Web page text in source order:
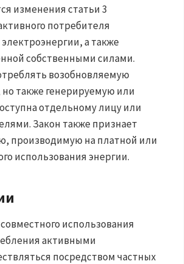
изменения статьи 3
потребителя
а также
собственными силами.
возобновляемую
также генерируемую или
отдельному лицу или
Закон также признает
производимую на платной или
использования энергии.
использования
активными
посредством частных